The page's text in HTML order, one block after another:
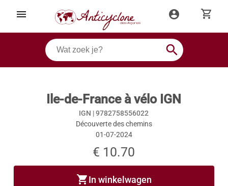
menu account_circle shopping_cart
search
Ile-de-France à vélo IGN
IGN |9782758556022
Découverte des chemins
01-07-2024
€ 10.70
shopping_cartIn winkelwagen